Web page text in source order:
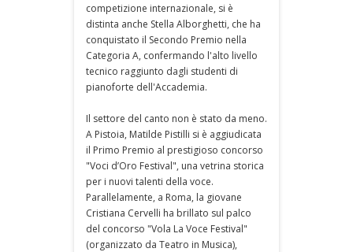
competizione internazionale, si è
distinta anche Stella Alborghetti, che ha
conquistato il Secondo Premio nella
Categoria A, confermando l'alto livello
tecnico raggiunto dagli studenti di
pianoforte dell'Accademia.
Il settore del canto non è stato da meno.
A Pistoia, Matilde Pistilli si è aggiudicata
il Primo Premio al prestigioso concorso
"Voci d’Oro Festival", una vetrina storica
per i nuovi talenti della voce.
Parallelamente, a Roma, la giovane
Cristiana Cervelli ha brillato sul palco
del concorso "Vola La Voce Festival"
(organizzato da Teatro in Musica),